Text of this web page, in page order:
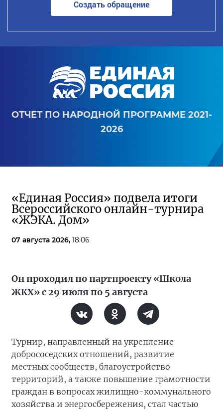
Создать обращение
ОТЧЕТ ПО НАРОДНОЙ ПРОГРАММЕ 2021-
2026
«Единая Россия» подвела итоги
Всероссийского онлайн-турнира
«ЖЭКА. Дом»
07 августа 2026, 18:06
Он проходил по партпроекту «Школа
ЖКХ» с 29 июля по 5 августа
Турнир, направленный на укрепление
добрососедских отношений, развитие
местных сообществ, благоустройство
территорий, а также повышение грамотности
граждан в вопросах жилищно-коммунального
хозяйства и энергосбережения, стал частью